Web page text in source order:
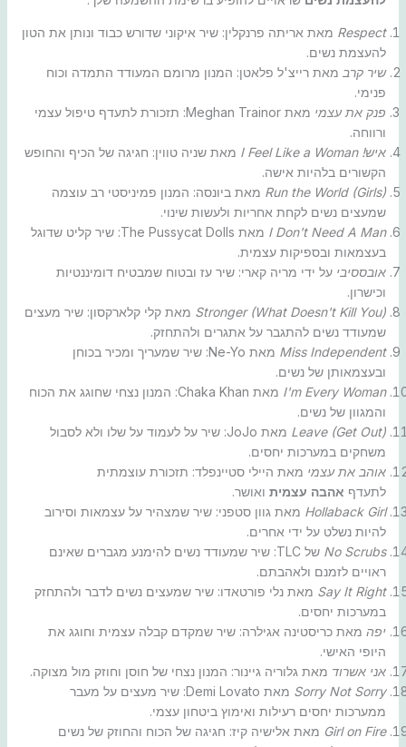
Respect מאת אריתה פרנקלין: שיר איקוני שדורש כבוד ונותן את הטון
להעצמת נשים.
שיר קרב מאת רייצ'ל פלאטן: המנון מרומם המעודד התמדה וכוח
פנימי.
פנק את עצמי
מאת Meghan Trainor: תזכורת לתעדף טיפול עצמי
ורווחה.
איש! I Feel Like a Woman
מאת שניה טווין: חגיגה של הכיף והחופש
הקשורים בלהיות אישה.
Run the World (Girls) מאת ביונסה: המנון פמיניסטי רב עוצמה
שמעצים נשים לקחת אחריות ולעשות שינוי.
I Don't Need A Man
מאת The Pussycat Dolls: שיר קליט שדוגל
בעצמאות ובספיקות עצמית.
אובססיבי על ידי מריה קארי: שיר עז ובטוח שמבטיח דומיננטיות
וכישרון.
Stronger (What Doesn't Kill You) מאת קלי קלארקסון: שיר מעצים
שמעודד נשים להתגבר על אתגרים ולהתחזק.
Miss Independent
מאת Ne-Yo: שיר שמעריך ומכיר בכוחן
ובעצמאותן של נשים.
I'm Every Woman
מאת Chaka Khan: המנון נצחי שחוגג את הכוח
והמגוון של נשים.
Leave (Get Out)
מאת JoJo: שיר על לעמוד על שלו ולא לסבול
משחקים במערכות יחסים.
אוהב את עצמי מאת היילי סטיינפלד: תזכורת עוצמתית
לתעדף אהבה עצמיתואושר.
Hollaback Girl מאת גוון סטפני: שיר שמצהיר על עצמאות וסירוב
להיות נשלט על ידי אחרים.
No Scrubs
של TLC: שיר שמעודד נשים להימנע מגברים שאינם
ראויים לזמנם ולאהבתם.
Say It Right מאת נלי פורטאדו: שיר שמעצים נשים לדבר ולהתחזק
במערכות יחסים.
יפהמאת כריסטינה אגילרה: שיר שמקדם קבלה עצמית וחוגג את
היופי האישי.
אני אשרוד מאת גלוריה גיינור: המנון נצחי של חוסן וחוזק מול מצוקה.
Sorry Not Sorry
מאת Demi Lovato: שיר מעצים על מעבר
ממערכות יחסים רעילות ואימוץ ביטחון עצמי.
Girl on Fire מאת אלישיה קיז: חגיגה של הכוח והחוזק של נשים